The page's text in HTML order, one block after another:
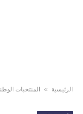
الرئيسية » المنتخبات